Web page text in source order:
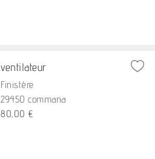
ventilateur
Finistère
29450 commana
80,00 €